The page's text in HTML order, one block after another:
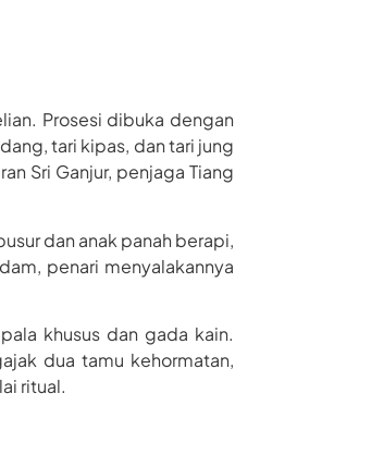
Prosesi dibuka dengan
tari kipas, dan tari jung
Sri Ganjur, penjaga Tiang
dan anak panah berapi,
penari menyalakannya
khusus dan gada kain.
dua tamu kehormatan,
ritual.